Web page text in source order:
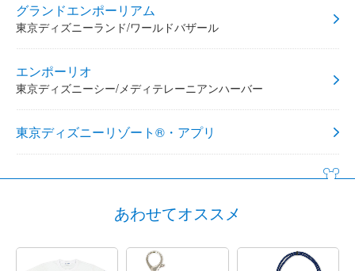
グランドエンポーリアム
東京ディズニーランド/ワールドバザール
エンポーリオ
東京ディズニーシー/メディテレーニアンハーバー
東京ディズニーリゾート®・アプリ
あわせてオススメ